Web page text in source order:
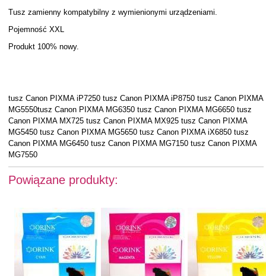
Tusz zamienny kompatybilny z wymienionymi urządzeniami.
Pojemność XXL
Produkt 100% nowy.
tusz Canon PIXMA iP7250 tusz Canon PIXMA iP8750 tusz Canon PIXMA
MG5550tusz Canon PIXMA MG6350 tusz Canon PIXMA MG6650 tusz
Canon PIXMA MX725 tusz Canon PIXMA MX925 tusz Canon PIXMA
MG5450 tusz Canon PIXMA MG5650 tusz Canon PIXMA iX6850 tusz
Canon PIXMA MG6450 tusz Canon PIXMA MG7150 tusz Canon PIXMA
MG7550
Powiązane produkty: